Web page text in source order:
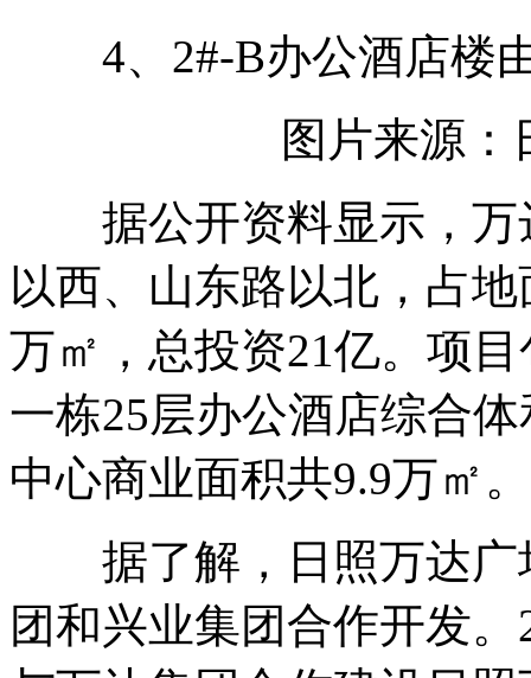
4、2#-B办公酒店楼由
图片来源：
据公开资料显示，万
以西、山东路以北，占
万㎡，总投资21亿。项
一栋25层办公酒店综合
中心商业面积共9.9万㎡。
据了解，日照万达广
团和兴业集团合作开发